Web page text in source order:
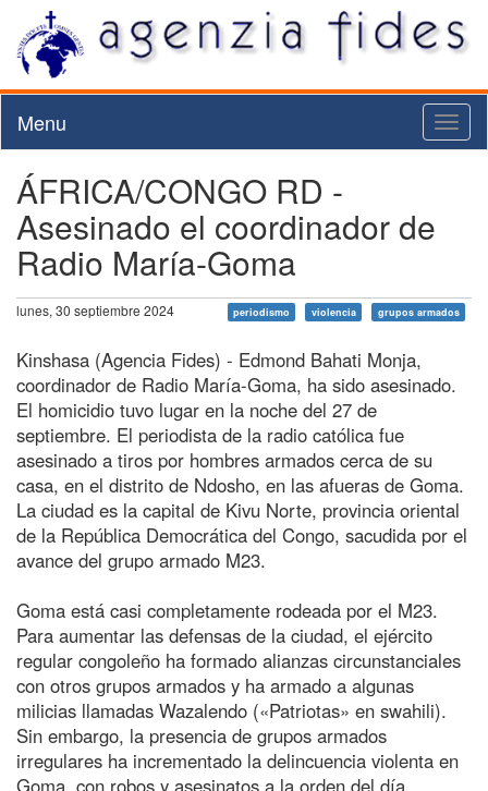
Menu
ÁFRICA/CONGO RD -
Asesinado el coordinador de
Radio María-Goma
lunes, 30 septiembre 2024 periodismo violencia grupos armados
Kinshasa (Agencia Fides) - Edmond Bahati Monja,
coordinador de Radio María-Goma, ha sido asesinado.
El homicidio tuvo lugar en la noche del 27 de
septiembre. El periodista de la radio católica fue
asesinado a tiros por hombres armados cerca de su
casa, en el distrito de Ndosho, en las afueras de Goma.
La ciudad es la capital de Kivu Norte, provincia oriental
de la República Democrática del Congo, sacudida por el
avance del grupo armado M23.
Goma está casi completamente rodeada por el M23.
Para aumentar las defensas de la ciudad, el ejército
regular congoleño ha formado alianzas circunstanciales
con otros grupos armados y ha armado a algunas
milicias llamadas Wazalendo («Patriotas» en swahili).
Sin embargo, la presencia de grupos armados
irregulares ha incrementado la delincuencia violenta en
Goma, con robos y asesinatos a la orden del día.